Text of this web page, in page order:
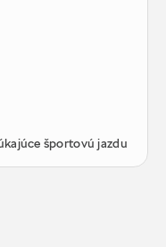
športovú jazdu